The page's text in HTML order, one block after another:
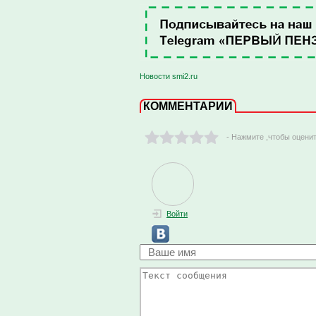
Новости smi2.ru
КОММЕНТАРИИ
- Нажмите ,чтобы
Войти